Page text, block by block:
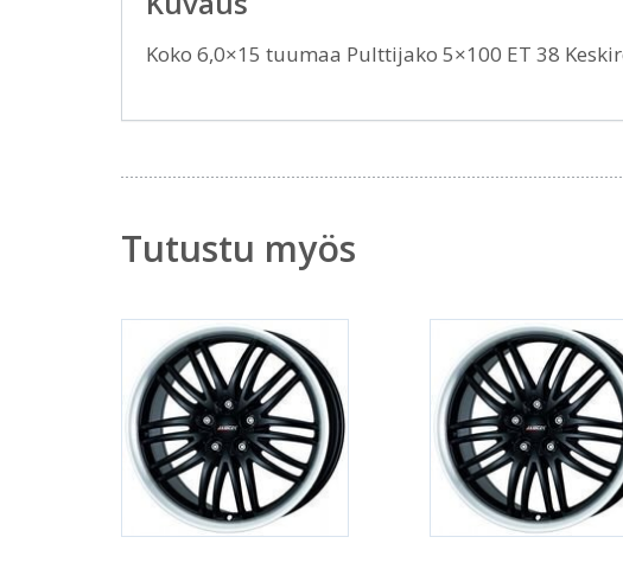
Koko 6,0×15 tuumaa Pulttijako 5×100 ET 38
Tutustu myös